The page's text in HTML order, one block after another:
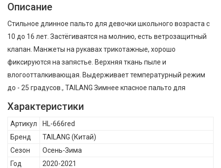
Описание
Стильное длинное пальто для девочки школьного возраста с
10 до 16 лет. Застёгиваятся на молнию, есть ветрозащитный
клапан. Манжеты на рукавах трикотажные, хорошо
фиксируются на запястье. Верхняя ткань пыле и
влогоотталкивающая. Выдерживает температурный режим
до - 25 градусов., TAILANG Зимнее кпасное пальто для
Подкладка: 100% полиестер Наполнитель: 100% полиестер
Характеристики
Артикул
HL-666red
Бренд
TAILANG (Китай)
Сезон
Осень-Зима
Год
2020-2021